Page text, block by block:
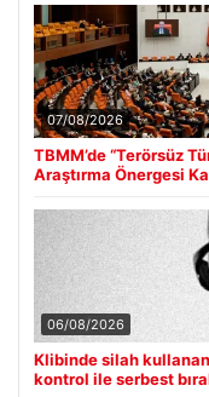
07/08/2026
TBMM’de “Terörsüz
Araştırma Önergesi
06/08/2026
Klibinde silah
kontrol ile serbest